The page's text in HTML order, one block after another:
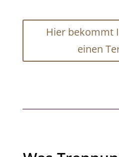
Hier bekommt
einen